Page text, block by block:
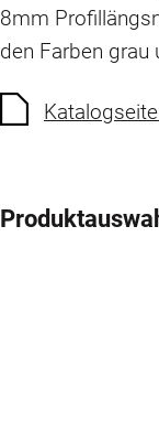
8mm
den Farben grau